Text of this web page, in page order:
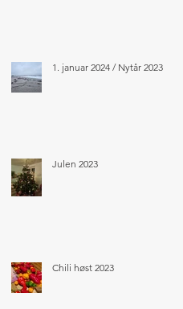
1. januar 2024 / Nytår 2023
Julen 2023
Chili høst 2023